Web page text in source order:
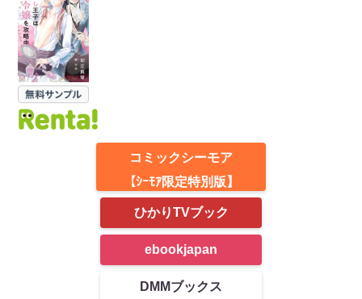
コミックシーモア
【ｼｰﾓｱ限定特別版】
ひかりTVブック
ebookjapan
DMMブックス